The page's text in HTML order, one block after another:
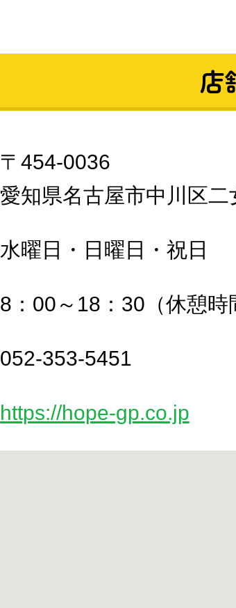
店
〒454-0036
愛知県名古屋市中川区二
水曜日・日曜日・祝日
8：00～18：30（休憩
052-353-5451
https://hope-gp.co.jp